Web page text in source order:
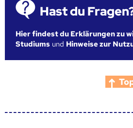
Hast du
Hier findest du Erklärungen zu
Studiums und Hinweise zur